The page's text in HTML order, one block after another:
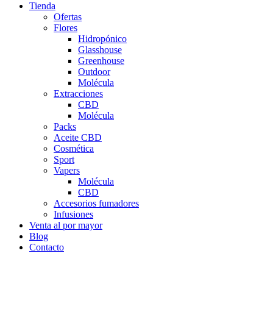
Tienda
Ofertas
Flores
Hidropónico
Glasshouse
Greenhouse
Outdoor
Molécula
Extracciones
CBD
Molécula
Packs
Aceite CBD
Cosmética
Sport
Vapers
Molécula
CBD
Accesorios fumadores
Infusiones
Venta al por mayor
Blog
Contacto